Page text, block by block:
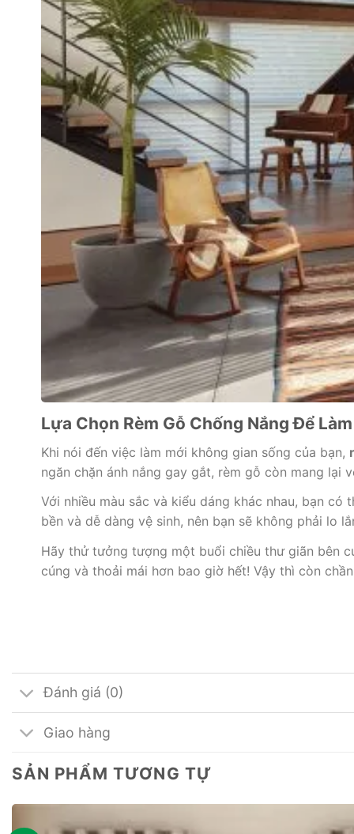
Lựa Chọn Rèm Gỗ Chống Nắng Để
Khi nói đến việc làm mới không gian sống của bạn,
ngăn chặn ánh nắng gay gắt, rèm gỗ còn mang lại
Với nhiều màu sắc và kiểu dáng khác nhau, bạn
bền và dễ dàng vệ sinh, nên bạn sẽ không phải lo
Hãy thử tưởng tượng một buổi chiều thư giãn bên
cúng và thoải mái hơn bao giờ hết! Vậy thì còn
Đánh giá (0)
Giao hàng
SẢN PHẨM TƯƠNG TỰ